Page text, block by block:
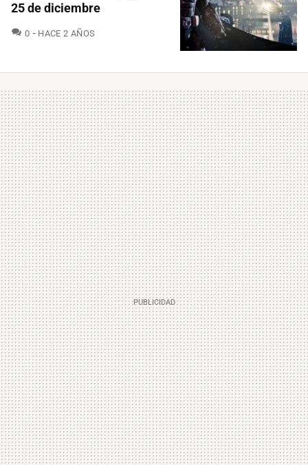
25 de diciembre
0 COMENTARIOS
HACE 2 AÑOS